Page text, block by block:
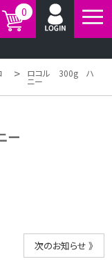
0
> ロコル 300g ハ
ニー
ー
次のお知らせ 》